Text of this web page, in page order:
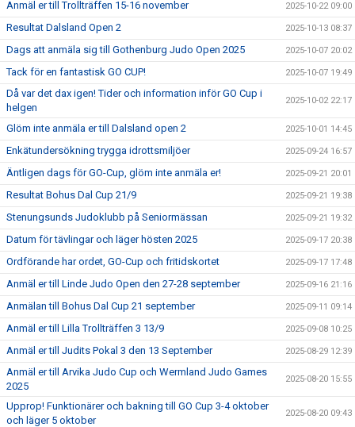
Anmäl er till Trollträffen 15-16 november 2025-10-22 09:00
Resultat Dalsland Open 2 2025-10-13 08:37
Dags att anmäla sig till Gothenburg Judo Open 2025 2025-10-07 20:02
Tack för en fantastisk GO CUP! 2025-10-07 19:49
Då var det dax igen! Tider och information inför GO Cup i
helgen
2025-10-02 22:17
Glöm inte anmäla er till Dalsland open 2 2025-10-01 14:45
Enkätundersökning trygga idrottsmiljöer 2025-09-24 16:57
Äntligen dags för GO-Cup, glöm inte anmäla er! 2025-09-21 20:01
Resultat Bohus Dal Cup 21/9 2025-09-21 19:38
Stenungsunds Judoklubb på Seniormässan 2025-09-21 19:32
Datum för tävlingar och läger hösten 2025 2025-09-17 20:38
Ordförande har ordet, GO-Cup och fritidskortet 2025-09-17 17:48
Anmäl er till Linde Judo Open den 27-28 september 2025-09-16 21:16
Anmälan till Bohus Dal Cup 21 september 2025-09-11 09:14
Anmäl er till Lilla Trollträffen 3 13/9 2025-09-08 10:25
Anmäl er till Judits Pokal 3 den 13 September 2025-08-29 12:39
Anmäl er till Arvika Judo Cup och Wermland Judo Games
2025
2025-08-20 15:55
Upprop! Funktionärer och bakning till GO Cup 3-4 oktober
och läger 5 oktober
2025-08-20 09:43